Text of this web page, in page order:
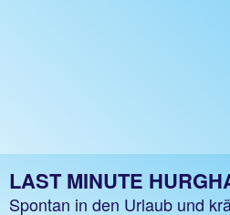
LAST MINUTE
Spontan in den Urlaub und